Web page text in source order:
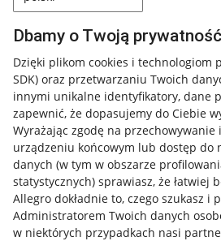
Dbamy o Twoją prywatność
Dzięki plikom cookies i technologiom
SDK) oraz przetwarzaniu Twoich
innymi unikalne identyfikatory, dane
zapewnić, że dopasujemy do Ciebie
Wyrażając zgodę na
urządzeniu końcowym lub dostęp do
danych (w tym w obszarze
statystycznych) sprawiasz, że łatwiej
Allegro dokładnie to, czego szukasz i
Administratorem Twoich danych
w niektórych przypadkach nasi